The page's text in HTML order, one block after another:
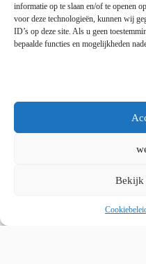
informatie op te slaan en/of te openen
voor deze technologieën, kunnen wij
ID’s op deze site. Als u geen
bepaalde functies en mogelijkheden
Bekijk
Copyright © 2025 - WordPress
Jim ter
Kvk 06060864 / BTW